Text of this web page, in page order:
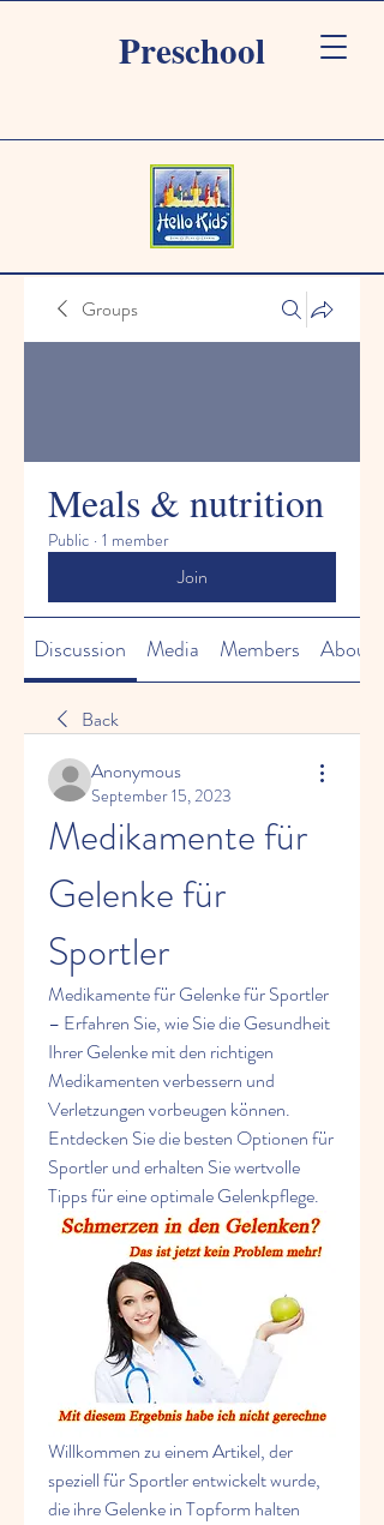
Preschool
Groups
Meals & nutrition
Public · 1 member
Join
Discussion Media Members About
Back
Anonymous
September 15, 2023
Medikamente für
Gelenke für
Sportler
Medikamente für Gelenke für Sportler
– Erfahren Sie, wie Sie die Gesundheit
Ihrer Gelenke mit den richtigen
Medikamenten verbessern und
Verletzungen vorbeugen können.
Entdecken Sie die besten Optionen für
Sportler und erhalten Sie wertvolle
Tipps für eine optimale Gelenkpflege.
Willkommen zu einem Artikel, der
speziell für Sportler entwickelt wurde,
die ihre Gelenke in Topform halten